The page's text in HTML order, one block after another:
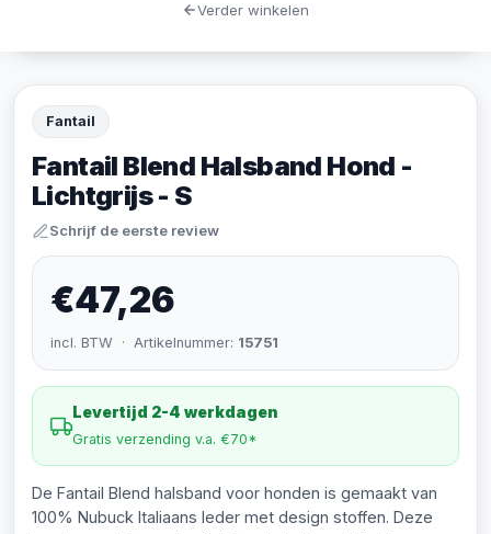
Fantail
Fantail Blend Halsband Hond -
Lichtgrijs - S
Schrijf de eerste review
€47,26
incl. BTW · Artikelnummer: 15751
Levertijd 2-4 werkdagen
Gratis verzending v.a. €70*
De Fantail Blend halsband voor honden is gemaakt van
100% Nubuck Italiaans leder met design stoffen. Deze
Verder winkelen